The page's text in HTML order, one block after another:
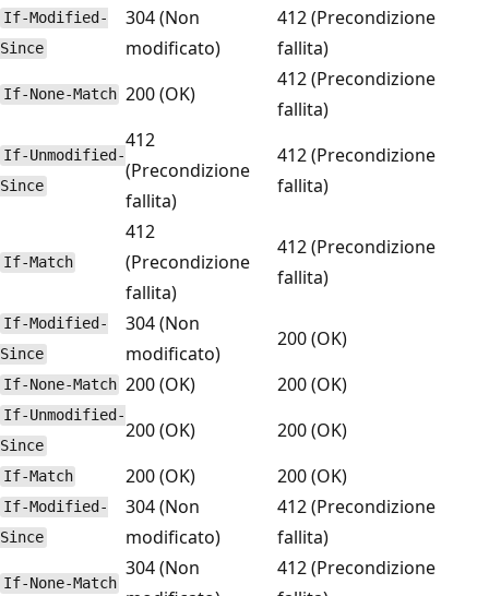
If-Modified-
Since
304 (Non
modificato)
412 (Precondizione
fallita)
If-None-Match 200 (OK)
412 (Precondizione
fallita)
If-Unmodified-
Since
412
(Precondizione
fallita)
412 (Precondizione
fallita)
If-Match
412
(Precondizione
fallita)
412 (Precondizione
fallita)
If-Modified-
Since
304 (Non
modificato)
200 (OK)
If-None-Match 200 (OK) 200 (OK)
If-Unmodified-
Since
200 (OK) 200 (OK)
If-Match 200 (OK) 200 (OK)
If-Modified-
Since
304 (Non
modificato)
412 (Precondizione
fallita)
If-None-Match
304 (Non
412 (Precondizione